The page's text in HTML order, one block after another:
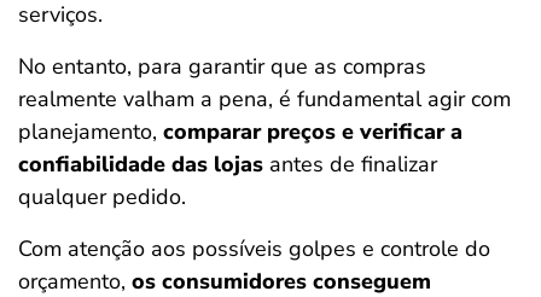
serviços.
No entanto, para garantir que as compras
realmente valham a pena, é fundamental agir com
planejamento, comparar preços e verificar a
confiabilidade das lojas antes de finalizar
qualquer pedido.
Com atenção aos possíveis golpes e controle do
orçamento, os consumidores conseguem